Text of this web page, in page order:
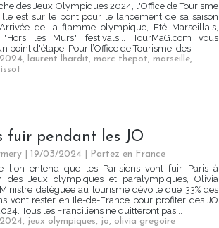
des Jeux Olympiques 2024, l'Office de Tourisme
est sur le pont pour le lancement de sa saison
de la flamme olympique, Eté Marseillais,
"Hors les Murs", festivals... TourMaG.com vous
point d'étape. Pour l’Office de Tourisme, des...
, laurent lhardit, marc thepot, marseille,
fuir pendant les JO
| 19/03/2024
Partez en France
l'on entend que les Parisiens vont fuir Paris à
des Jeux olympiques et paralympiques, Olivia
déléguée au tourisme dévoile que 33% des
vont rester en Ile-de-France pour profiter des JO
Tous les Franciliens ne quitteront pas...
, jeux olympiques, jo, olivia gregoire